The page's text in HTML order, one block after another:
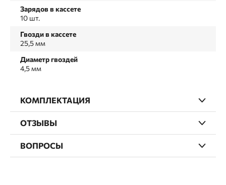
Зарядов в кассете
10 шт.
Гвозди в кассете
25,5 мм
Диаметр гвоздей
4,5 мм
КОМПЛЕКТАЦИЯ
ОТЗЫВЫ
ВОПРОСЫ